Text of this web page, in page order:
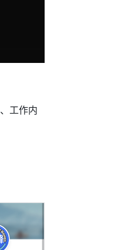
工作内